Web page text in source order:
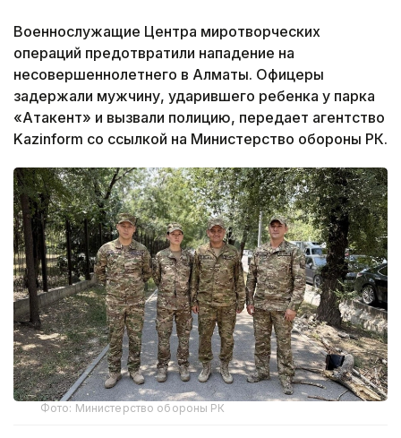
Военнослужащие Центра миротворческих
операций предотвратили нападение на
несовершеннолетнего в Алматы. Офицеры
задержали мужчину, ударившего ребенка у парка
«Атакент» и вызвали полицию, передает агентство
Kazinform со ссылкой на Министерство обороны РК.
Фото: Министерство обороны РК